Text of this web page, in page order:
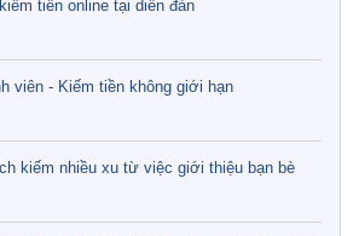
tiền online tại diễn đàn
viên - Kiếm tiền không giới hạn
kiếm nhiều xu từ việc giới thiệu bạn bè